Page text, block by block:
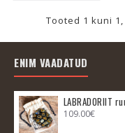
Tooted 1 kuni
ENIM VAADATUD
109.00€